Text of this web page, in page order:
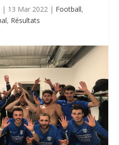
| 13 Mar 2022| Football,
, Résultats